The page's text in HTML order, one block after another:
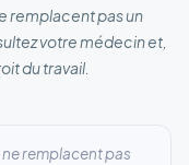
remplacent pas un
votre médecin et,
du travail.
remplacent pas